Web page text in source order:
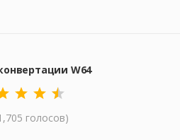
W64
голосов)